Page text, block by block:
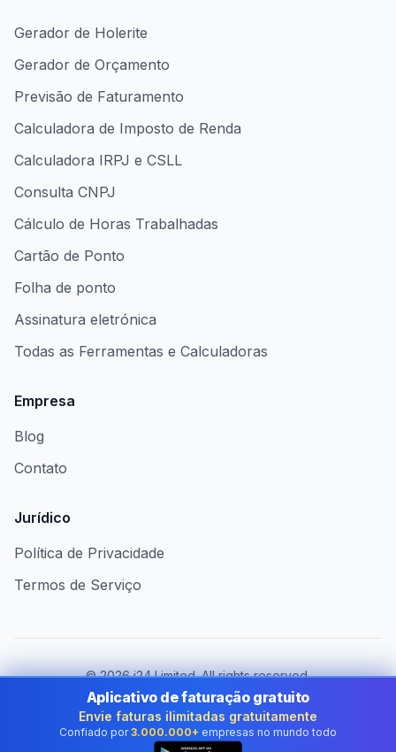
Gerador de Holerite
Gerador de Orçamento
Previsão de Faturamento
Calculadora de Imposto de Renda
Calculadora IRPJ e CSLL
Consulta CNPJ
Cálculo de Horas Trabalhadas
Cartão de Ponto
Folha de ponto
Assinatura eletrónica
Todas as Ferramentas e Calculadoras
Empresa
Blog
Contato
Jurídico
Política de Privacidade
Termos de Serviço
©2026i24 Limited. All rights reserved.
Atendendo empresas no Brazil
Mudar de país:
Brazil
Aplicativo de faturação gratuito
Envie faturas ilimitadas gratuitamente
Confiado por 3.000.000+ empresas no mundo todo